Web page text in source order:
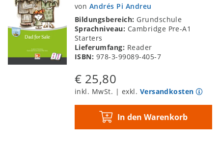
von Andrés Pi Andreu
Bildungsbereich: Grundschule
Sprachniveau: Cambridge Pre-A1
Starters
Lieferumfang: Reader
ISBN: 978-3-99089-405-7
€ 25,80
inkl. MwSt. | exkl. Versandkosten
In den Warenkorb